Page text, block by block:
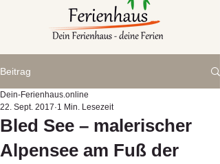
Beitrag
Bled See – malerischer
Alpensee am Fuß der
Dein-Ferienhaus.online
22. Sept. 2017 1 Min. Lesezeit